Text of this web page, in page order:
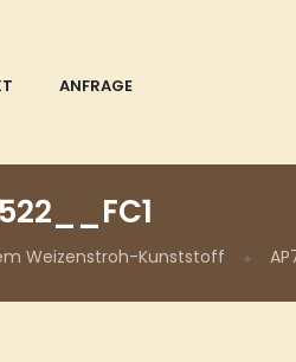
ANFRAGE
Weizenstroh-Kunststoff